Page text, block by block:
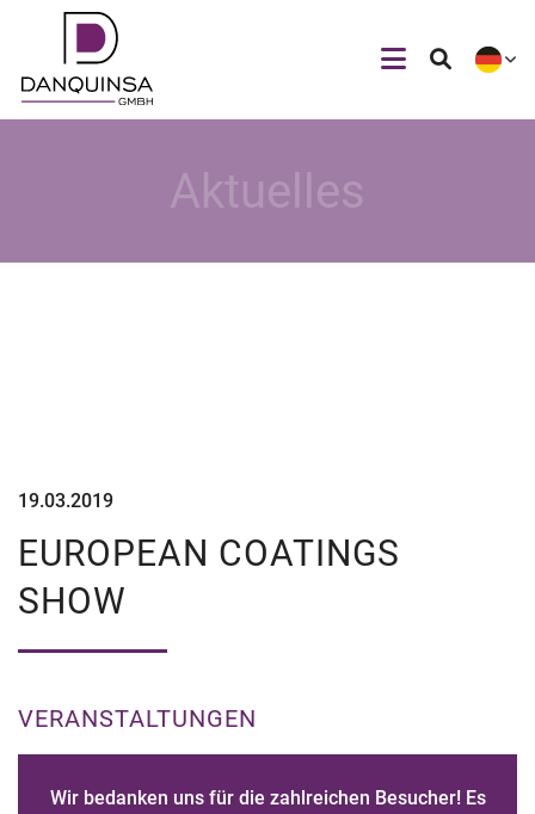
Aktuelles
19.03.2019
EUROPEAN COATINGS
SHOW
VERANSTALTUNGEN
Wir bedanken uns für die zahlreichen Besucher! Es